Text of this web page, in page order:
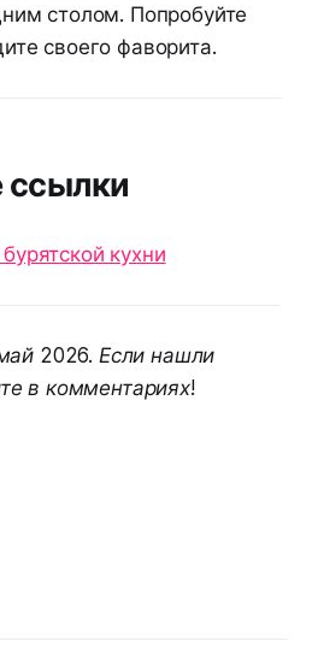
столом. Попробуйте
своего фаворита.
ссылки
кухни
2026. Если нашли
в комментариях!